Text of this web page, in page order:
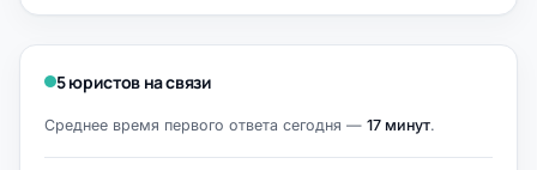
5 юристов на связи
Среднее время первого ответа сегодня — 17 минут.